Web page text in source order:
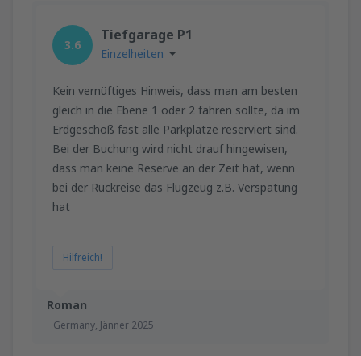
Roman
Germany, Jänner 2025
3.6
Tiefgarage P1
Einzelheiten
Kein vernüftiges Hinweis, dass man am besten
gleich in die Ebene 1 oder 2 fahren sollte, da im
Erdgeschoß fast alle Parkplätze reserviert sind.
Bei der Buchung wird nicht drauf hingewisen,
dass man keine Reserve an der Zeit hat, wenn
bei der Rückreise das Flugzeug z.B. Verspätung
hat
Hilfreich!